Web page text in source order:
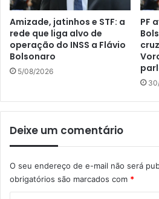
Amizade, jatinhos e STF: a
rede que liga alvo de
operação do INSS a Flávio
Bolsonaro
5/08/2026
PF
Deixe um comentário
O seu endereço de e-mail não será
obrigatórios são marcados com *